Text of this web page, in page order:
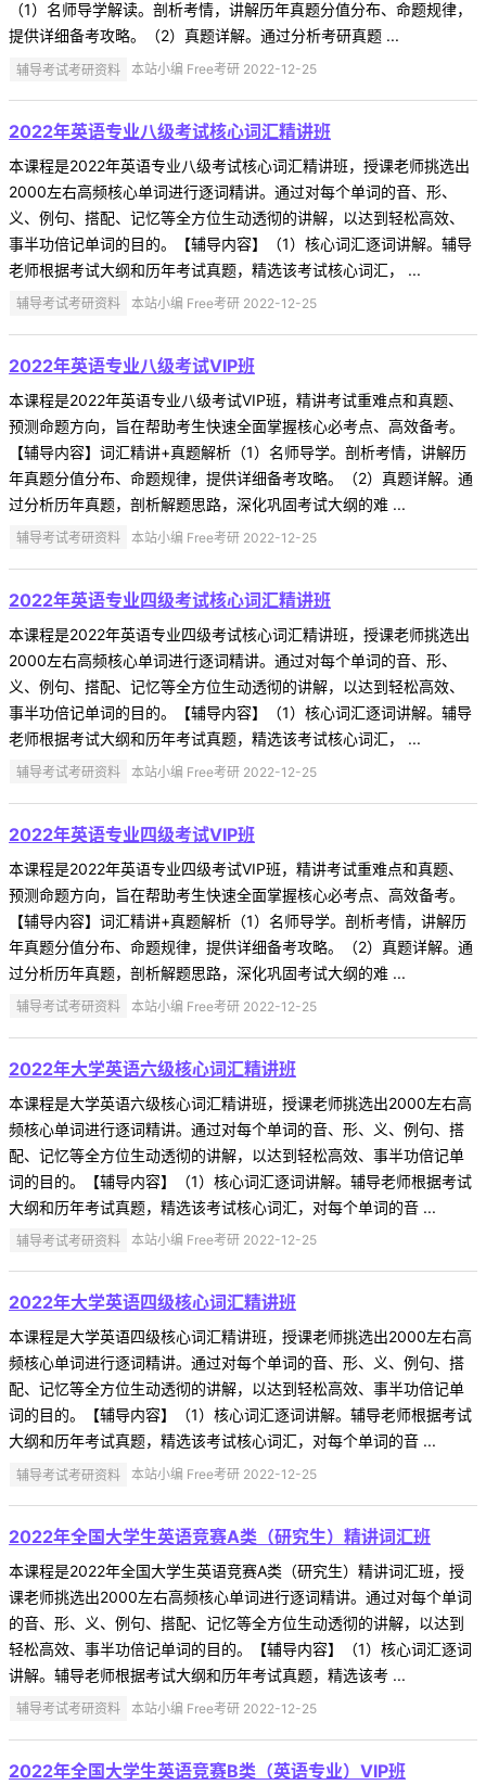
（1）名师导学解读。剖析考情，讲解历年真题分值分布、命题规律，
提供详细备考攻略。（2）真题详解。通过分析考研真题 ...
辅导考试考研资料 本站小编 Free考研 2022-12-25
2022年英语专业八级考试核心词汇精讲班
本课程是2022年英语专业八级考试核心词汇精讲班，授课老师挑选出
2000左右高频核心单词进行逐词精讲。通过对每个单词的音、形、
义、例句、搭配、记忆等全方位生动透彻的讲解，以达到轻松高效、
事半功倍记单词的目的。【辅导内容】（1）核心词汇逐词讲解。辅导
老师根据考试大纲和历年考试真题，精选该考试核心词汇， ...
辅导考试考研资料 本站小编 Free考研 2022-12-25
2022年英语专业八级考试VIP班
本课程是2022年英语专业八级考试VIP班，精讲考试重难点和真题、
预测命题方向，旨在帮助考生快速全面掌握核心必考点、高效备考。
【辅导内容】词汇精讲+真题解析（1）名师导学。剖析考情，讲解历
年真题分值分布、命题规律，提供详细备考攻略。（2）真题详解。通
过分析历年真题，剖析解题思路，深化巩固考试大纲的难 ...
辅导考试考研资料 本站小编 Free考研 2022-12-25
2022年英语专业四级考试核心词汇精讲班
本课程是2022年英语专业四级考试核心词汇精讲班，授课老师挑选出
2000左右高频核心单词进行逐词精讲。通过对每个单词的音、形、
义、例句、搭配、记忆等全方位生动透彻的讲解，以达到轻松高效、
事半功倍记单词的目的。【辅导内容】（1）核心词汇逐词讲解。辅导
老师根据考试大纲和历年考试真题，精选该考试核心词汇， ...
辅导考试考研资料 本站小编 Free考研 2022-12-25
2022年英语专业四级考试VIP班
本课程是2022年英语专业四级考试VIP班，精讲考试重难点和真题、
预测命题方向，旨在帮助考生快速全面掌握核心必考点、高效备考。
【辅导内容】词汇精讲+真题解析（1）名师导学。剖析考情，讲解历
年真题分值分布、命题规律，提供详细备考攻略。（2）真题详解。通
过分析历年真题，剖析解题思路，深化巩固考试大纲的难 ...
辅导考试考研资料 本站小编 Free考研 2022-12-25
2022年大学英语六级核心词汇精讲班
本课程是大学英语六级核心词汇精讲班，授课老师挑选出2000左右高
频核心单词进行逐词精讲。通过对每个单词的音、形、义、例句、搭
配、记忆等全方位生动透彻的讲解，以达到轻松高效、事半功倍记单
词的目的。【辅导内容】（1）核心词汇逐词讲解。辅导老师根据考试
大纲和历年考试真题，精选该考试核心词汇，对每个单词的音 ...
辅导考试考研资料 本站小编 Free考研 2022-12-25
2022年大学英语四级核心词汇精讲班
本课程是大学英语四级核心词汇精讲班，授课老师挑选出2000左右高
频核心单词进行逐词精讲。通过对每个单词的音、形、义、例句、搭
配、记忆等全方位生动透彻的讲解，以达到轻松高效、事半功倍记单
词的目的。【辅导内容】（1）核心词汇逐词讲解。辅导老师根据考试
大纲和历年考试真题，精选该考试核心词汇，对每个单词的音 ...
辅导考试考研资料 本站小编 Free考研 2022-12-25
2022年全国大学生英语竞赛A类（研究生）精讲词汇班
本课程是2022年全国大学生英语竞赛A类（研究生）精讲词汇班，授
课老师挑选出2000左右高频核心单词进行逐词精讲。通过对每个单词
的音、形、义、例句、搭配、记忆等全方位生动透彻的讲解，以达到
轻松高效、事半功倍记单词的目的。【辅导内容】（1）核心词汇逐词
讲解。辅导老师根据考试大纲和历年考试真题，精选该考 ...
辅导考试考研资料 本站小编 Free考研 2022-12-25
2022年全国大学生英语竞赛B类（英语专业）VIP班